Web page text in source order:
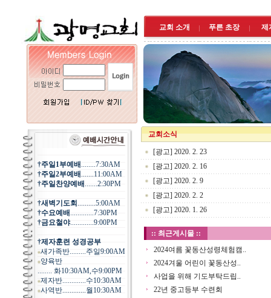
교회 소개 푸른 초장 제
†주일1부예배 ........7:30AM
†주일2부예배 .......11:00AM
†주일찬양예배 .......2:30PM
†새벽기도회 ..........5:00AM
†수요예배 .............7:30PM
†금요철야.............9:00PM
†제자훈련 성경공부
새가족반.........주일9:00AM
양육반
........ 화10:30AM,수9:00PM
제자반.............수10:30AM
사역반.............월10:30AM
교회소식
[광고] 2020. 2. 23
[광고] 2020. 2. 16
[광고] 2020. 2. 9
[광고] 2020. 2. 2
[광고] 2020. 1. 26
:: 최근게시물 ::
2024여름 꽃동산성령체험캠..
2024겨울 어린이 꽃동산성..
사업을 위해 기도부탁드립..
22년 중고등부 수련회